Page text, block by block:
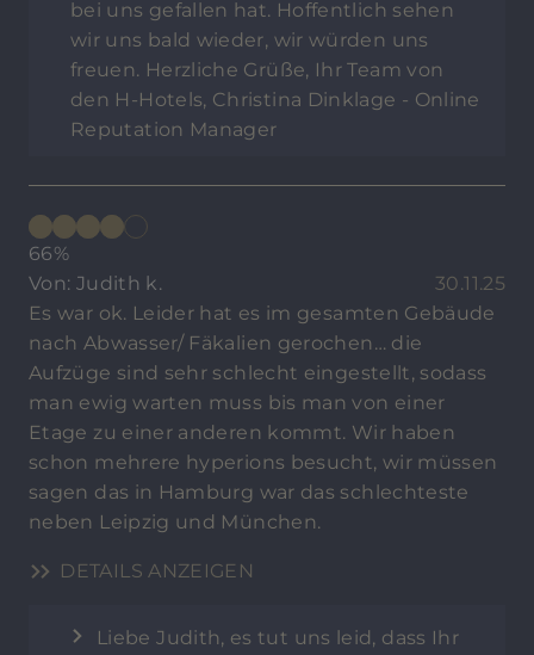
bei uns gefallen hat. Hoffentlich sehen
wir uns bald wieder, wir würden uns
freuen. Herzliche Grüße, Ihr Team von
den H-Hotels, Christina Dinklage - Online
Reputation Manager
66%
Von: Judith k.
30.11.25
Es war ok. Leider hat es im gesamten Gebäude
nach Abwasser/ Fäkalien gerochen… die
Aufzüge sind sehr schlecht eingestellt, sodass
man ewig warten muss bis man von einer
Etage zu einer anderen kommt. Wir haben
schon mehrere hyperions besucht, wir müssen
sagen das in Hamburg war das schlechteste
neben Leipzig und München.
DETAILS ANZEIGEN
Liebe Judith, es tut uns leid, dass Ihr